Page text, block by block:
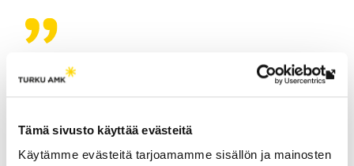
Tämä sivusto käyttää evästeitä
Käytämme evästeitä tarjoamamme sisällön ja mainosten
Konetekniikan opintoja Turun AMK:ssa pohtivalle
Myyryläinen nostaa esiin kaksi asiaa: matematiikan ja
opintojen alkua ja tekee monesta kurssista
huomattavasti sujuvamman.